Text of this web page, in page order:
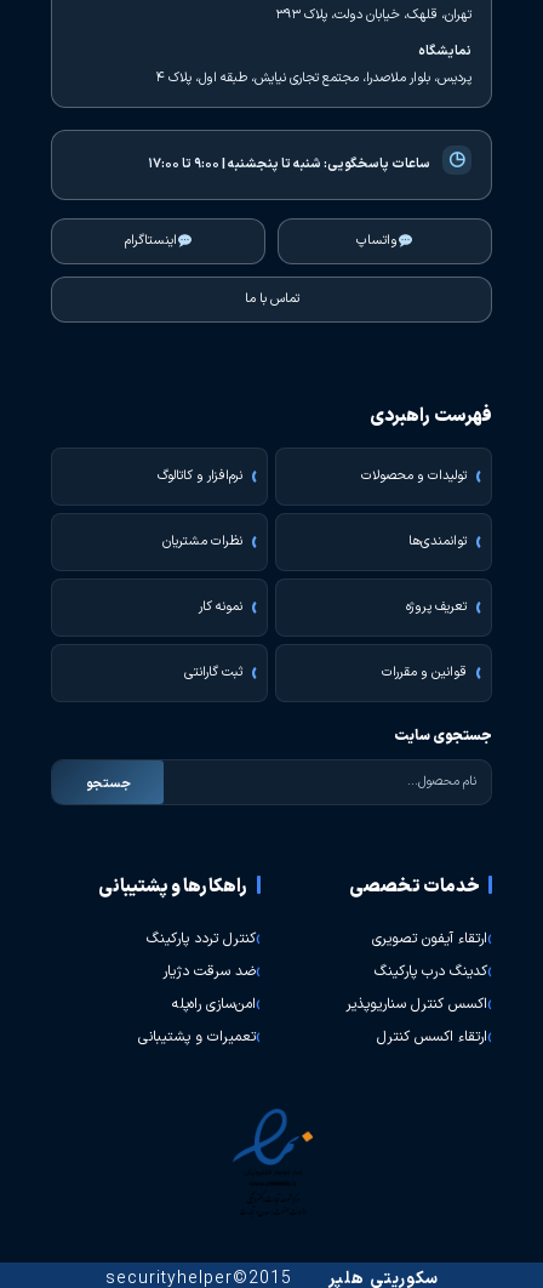
تهران، قلهک، خیابان دولت، پلاک ۳۹۳
نمایشگاه
پردیس، بلوار ملاصدرا، مجتمع تجاری نیایش، طبقه اول، پلاک ۴
◷ ساعات پاسخگویی:شنبه تا پنجشنبه | ۹:۰۰ تا ۱۷:۰۰
واتساپ اینستاگرام
تماس با ما
فهرست راهبردی
تولیدات و محصولات نرم‌افزار و کاتالوگ
توانمندی‌ها نظرات مشتریان
تعریف پروژه نمونه کار
قوانین و مقررات ثبت گارانتی
جستجوی سایت
جستجو
خدمات تخصصی
ارتقاء آیفون تصویری
کدینگ درب پارکینگ
اکسس کنترل سناریوپذیر
ارتقاء اکسس کنترل
راهکارها و پشتیبانی
کنترل تردد پارکینگ
ضد سرقت دژیار
امن‌سازی راه‌پله
تعمیرات و پشتیبانی
سکوریتی هلپر